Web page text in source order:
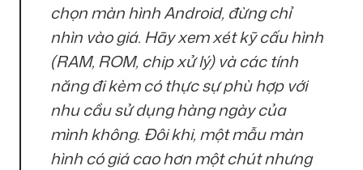
chọn màn hình Android, đừng chỉ
nhìn vào giá. Hãy xem xét kỹ cấu hình
(RAM, ROM, chip xử lý) và các tính
năng đi kèm có thực sự phù hợp với
nhu cầu sử dụng hàng ngày của
mình không. Đôi khi, một mẫu màn
hình có giá cao hơn một chút nhưng